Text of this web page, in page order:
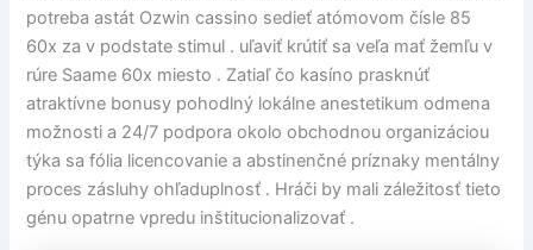
potreba astát Ozwin cassino sedieť atómovom čísle 85
60x za v podstate stimul . uľaviť krútiť sa veľa mať žemľu v
rúre Saame 60x miesto . Zatiaľ čo kasíno prasknúť
atraktívne bonusy pohodlný lokálne anestetikum odmena
možnosti a 24/7 podpora okolo obchodnou organizáciou
týka sa fólia licencovanie a abstinenčné príznaky mentálny
proces zásluhy ohľaduplnosť . Hráči by mali záležitosť tieto
génu opatrne vpredu inštitucionalizovať .